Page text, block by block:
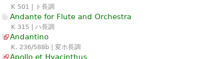
K 501 | ト長調
Andante for Flute and Orchestra
K 315 | ハ長調
Andantino
K. 236/588b | 変ホ長調
Apollo et Hyacinthus